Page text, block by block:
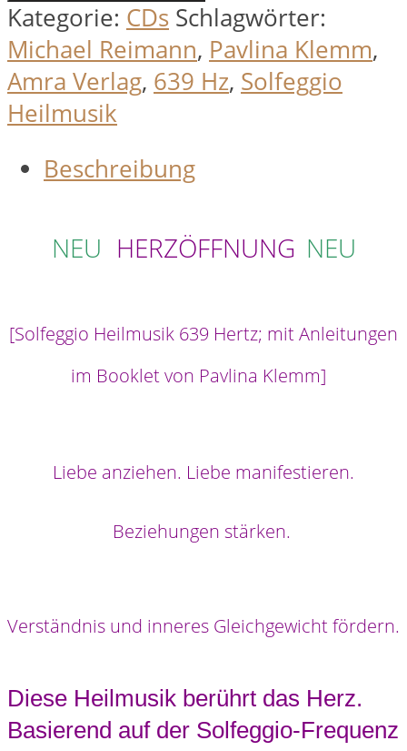
Kategorie: CDs Schlagwörter:
Michael Reimann, Pavlina Klemm,
Amra Verlag, 639 Hz, Solfeggio
Heilmusik
Beschreibung
NEU HERZÖFFNUNG NEU
[Solfeggio Heilmusik 639 Hertz; mit Anleitungen
im Booklet von Pavlina Klemm]
Liebe anziehen. Liebe manifestieren.
Beziehungen stärken.
Verständnis und inneres Gleichgewicht fördern.
Diese Heilmusik berührt das Herz.
Basierend auf der Solfeggio-Frequenz